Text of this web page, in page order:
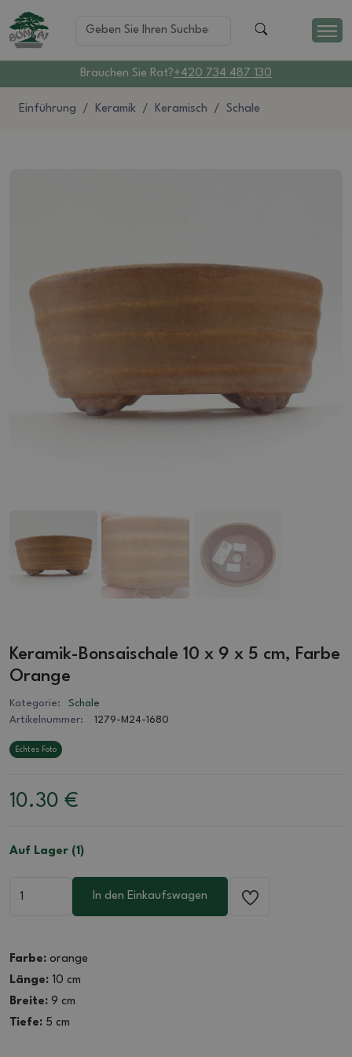
Brauchen Sie Rat?+420 734 487 130
Einführung Keramik Keramisch Schale
Keramik-Bonsaischale 10 x 9 x 5 cm, Farbe
Orange
Kategorie:
Schale
Artikelnummer:
1279-M24-1680
Echtes Foto
10.30 €
Auf Lager (1)
In den Einkaufswagen
Farbe: orange
Länge: 10 cm
Breite: 9 cm
Tiefe: 5 cm